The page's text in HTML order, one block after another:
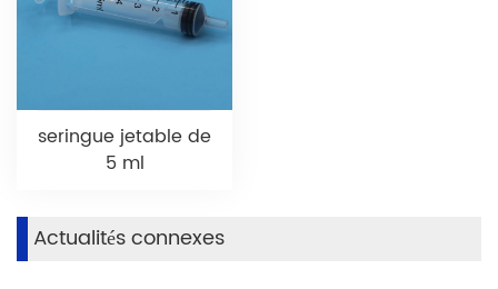
seringue jetable de
5 ml
Actualités connexes